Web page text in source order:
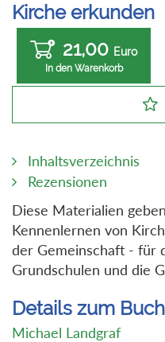
Kirche erkunden
21,00 Euro
In den Warenkorb
Inhaltsverzeichnis
Rezensionen
Diese Materialien
Kennenlernen von
der Gemeinschaft - für
Grundschulen und die
Details zum Buch
Michael Landgraf